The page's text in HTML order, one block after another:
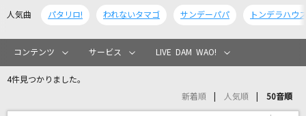
カラオケリクエスト
人気曲 パタリロ! われないタマゴ サンデーパパ トンデラハウ
コンテンツ サービス LIVE DAM WAO!
4件見つかりました。
新着順 人気順 50音順